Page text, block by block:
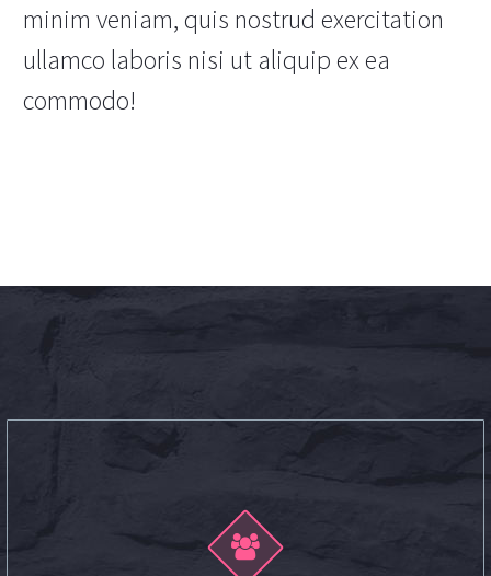
minim veniam, quis nostrud exercitation
ullamco laboris nisi ut aliquip ex ea
commodo!

